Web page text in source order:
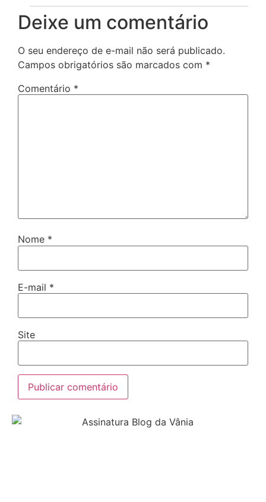
Deixe um comentário
O seu endereço de e-mail não será publicado.
Campos obrigatórios são marcados com *
Comentário *
Nome *
E-mail *
Site